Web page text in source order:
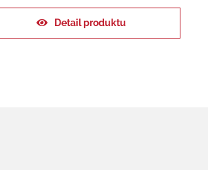
Detail produktu